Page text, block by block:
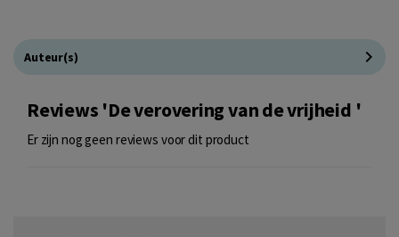
Auteur(s)
Reviews 'De verovering van de vrijheid '
Er zijn nog geen reviews voor dit product